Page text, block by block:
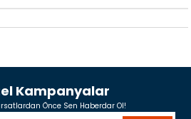
Kampanyalar
Önce Sen Haberdar Ol!